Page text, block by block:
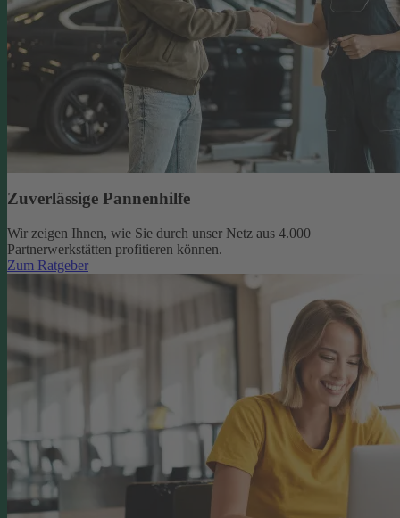
Zuverlässige Pannenhilfe
Wir zeigen Ihnen, wie Sie durch unser Netz aus 4.000
Partnerwerkstätten profitieren können.
Zum Ratgeber